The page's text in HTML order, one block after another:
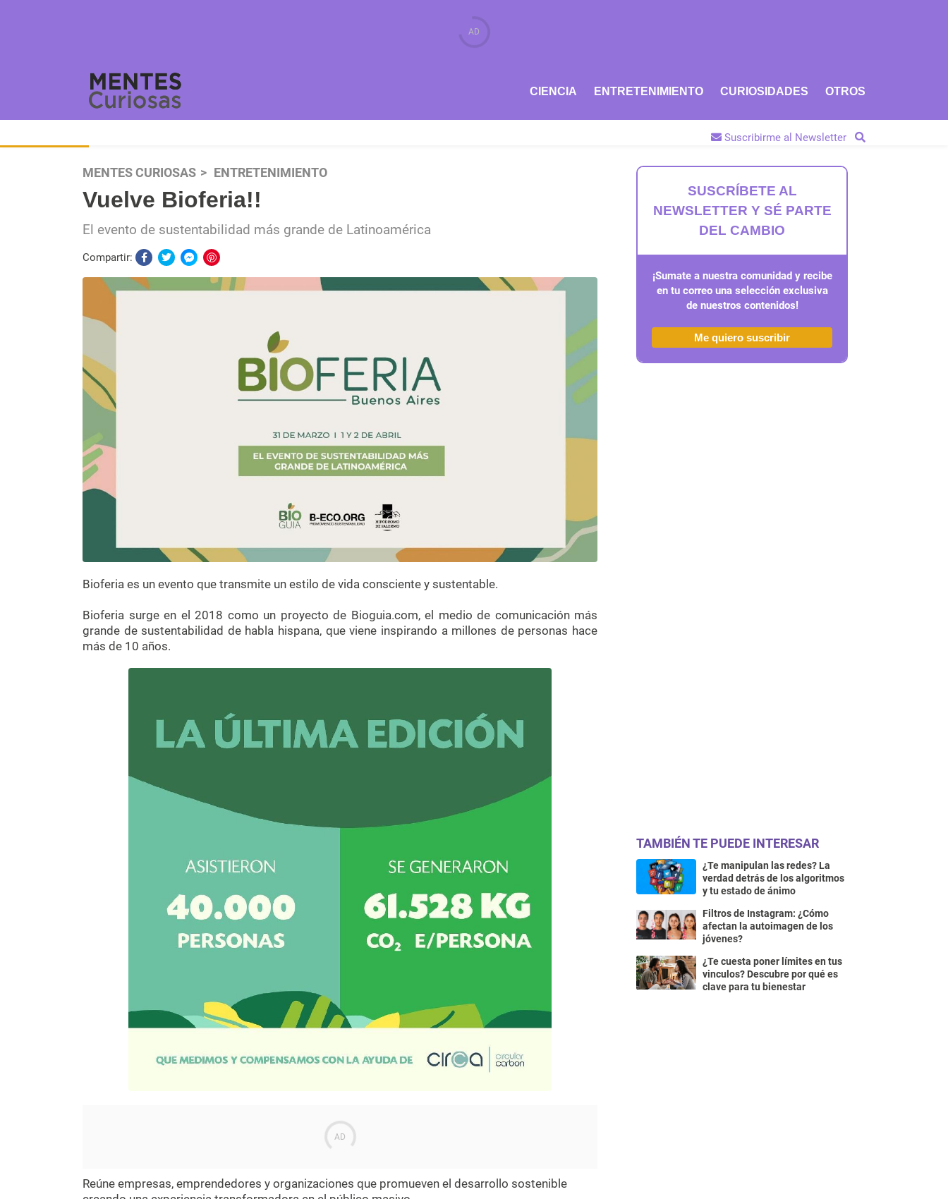
CIENCIA ENTRETENIMIENTO CURIOSIDADES OTROS
Suscribirme al Newsletter
MENTES CURIOSAS ENTRETENIMIENTO
Vuelve Bioferia!!
El evento de sustentabilidad más grande de Latinoamérica
Compartir:
Bioferia es un evento que transmite un estilo de vida consciente y sustentable.
Bioferia surge en el 2018 como un proyecto de Bioguia.com, el medio de comunicación más
grande de sustentabilidad de habla hispana, que viene inspirando a millones de personas hace
más de 10 años.
Reúne empresas, emprendedores y organizaciones que promueven el desarrollo sostenible
SUSCRÍBETE AL
NEWSLETTER Y SÉ PARTE
DEL CAMBIO
¡Sumate a nuestra comunidad y recibe
en tu correo una selección exclusiva
de nuestros contenidos!
Me quiero suscribir
TAMBIÉN TE PUEDE INTERESAR
¿Te manipulan las redes? La
verdad detrás de los algoritmos
y tu estado de ánimo
Filtros de Instagram: ¿Cómo
afectan la autoimagen de los
jóvenes?
¿Te cuesta poner límites en tus
vinculos? Descubre por qué es
clave para tu bienestar